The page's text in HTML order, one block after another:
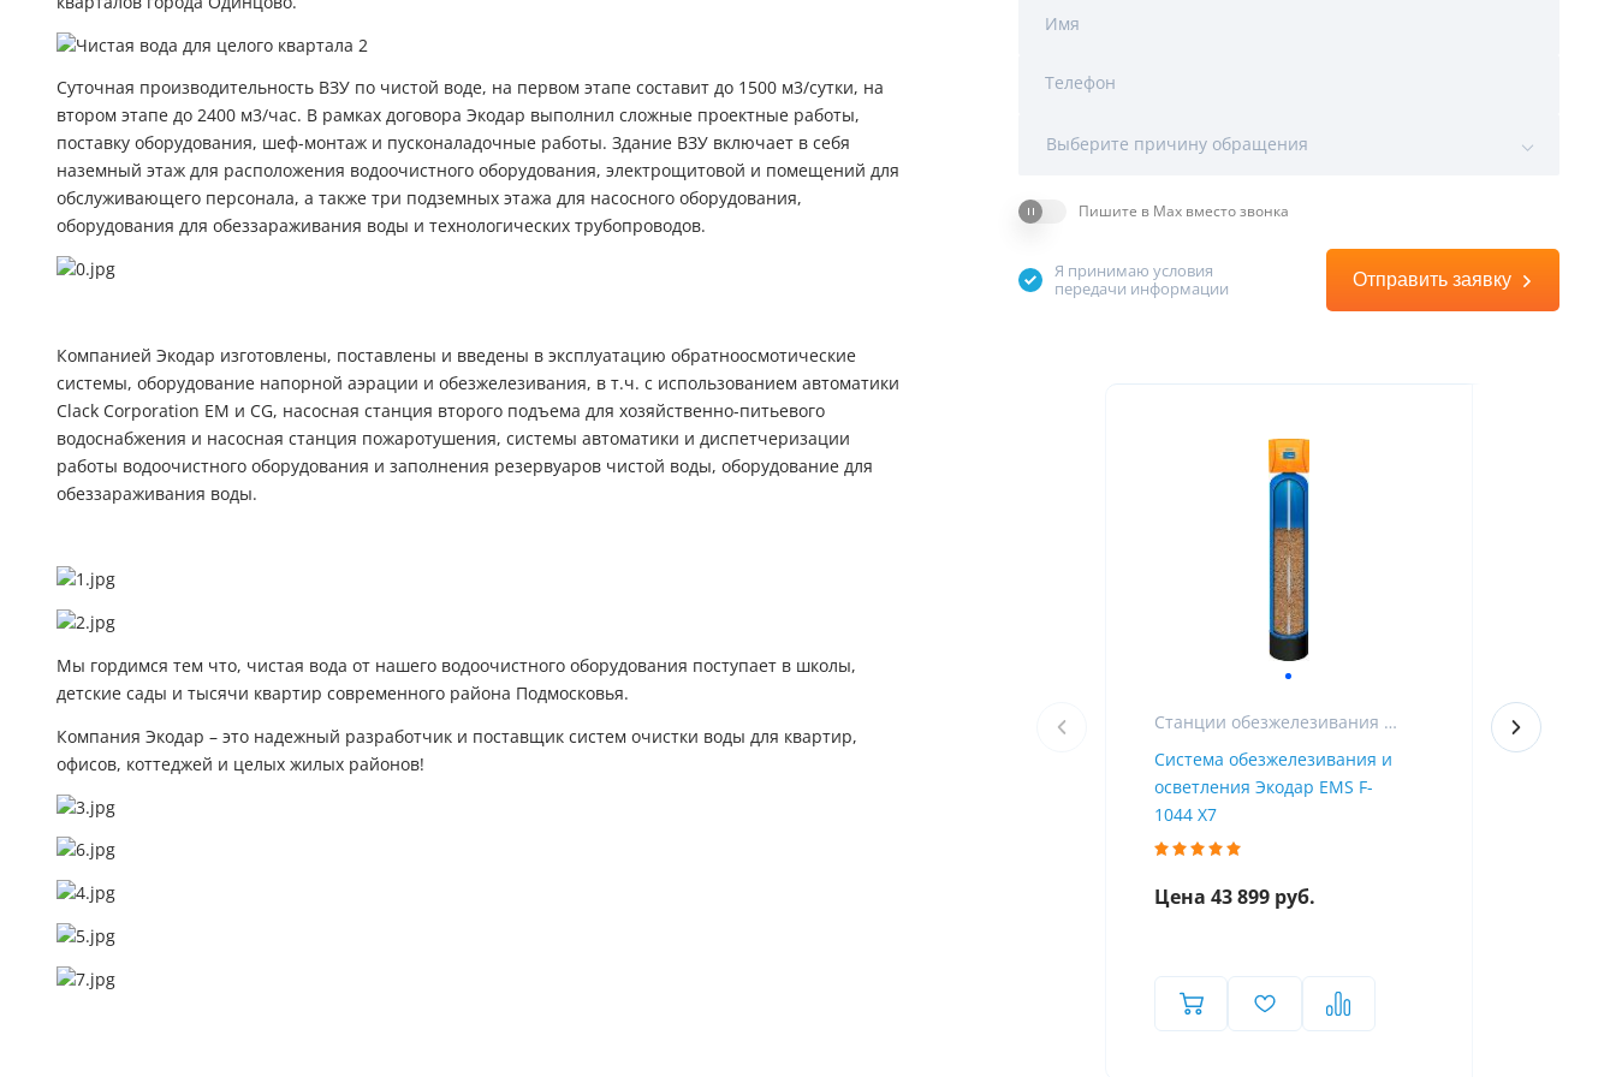
Фирменные магазины
Дозирующие насосы
Ёмкости для воды
Управляющие клапаны
Колонны очистки воды
Фильтры от извести
Фильтры грубой очистки воды
Магистральные фильтры
Суточная производительность ВЗУ по чистой воде, на первом этапе составит до 1500 м3/сутки, на
втором этапе до 2400 м3/час. В рамках договора Экодар выполнил сложные проектные работы,
поставку оборудования, шеф-монтаж и пусконаладочные работы. Здание ВЗУ включает в себя
наземный этаж для расположения водоочистного оборудования, электрощитовой и помещений для
обслуживающего персонала, а также три подземных этажа для насосного оборудования,
оборудования для обеззараживания воды и технологических трубопроводов.
Компанией Экодар изготовлены, поставлены и введены в эксплуатацию обратноосмотические
системы, оборудование напорной аэрации и обезжелезивания, в т.ч. с использованием автоматики
Clack Corporation EM и СG, насосная станция второго подъема для хозяйственно-питьевого
водоснабжения и насосная станция пожаротушения, системы автоматики и диспетчеризации
работы водоочистного оборудования и заполнения резервуаров чистой воды, оборудование для
обеззараживания воды.
Мы гордимся тем что, чистая вода от нашего водоочистного оборудования поступает в школы,
детские сады и тысячи квартир современного района Подмосковья.
Компания Экодар – это надежный разработчик и поставщик систем очистки воды для квартир,
офисов, коттеджей и целых жилых районов!
Имя
Телефон
Выберите причину обращения
Пишите в Max вместо звонка
Я принимаю условия
передачи информации
Отправить заявку
Станции обезжелезивания и фильтры для очистки воды от железа
Система обезжелезивания и
осветления Экодар EMS F-
1044 X7
Цена 43 899 руб.